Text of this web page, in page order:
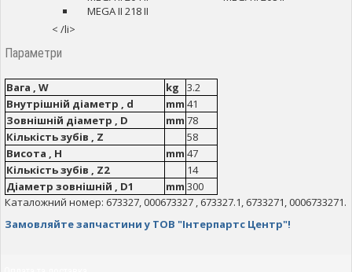
MEGA II 218 II
< /li>
Параметри
Вага , W kg
3.2
Внутрішній діаметр , d
mm 41
Зовнішній діаметр , D
mm 78
Кількість зубів , Z
58
Висота , H
mm 47
Кількість зубів , Z2
14
Діаметр зовнішній , D1
mm 300
Каталожний номер: 673327, 000673327 , 673327.1, 6733271, 0006733271.
Замовляйте запчастини у ТОВ "Інтерпартс Центр"!